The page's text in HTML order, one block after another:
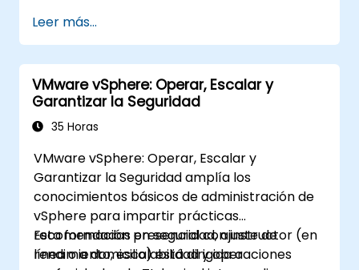
Leer más...
VMware vSphere: Operar, Escalar y
Garantizar la Seguridad
35 Horas
VMware vSphere: Operar, Escalar y
Garantizar la Seguridad amplía los
conocimientos básicos de administración de
vSphere para impartir prácticas
recomendadas en seguridad, ajuste de
rendimiento, escalabilidad y operaciones
Esta formación presencial con instructor (en
línea o a domicilio) está dirigida a